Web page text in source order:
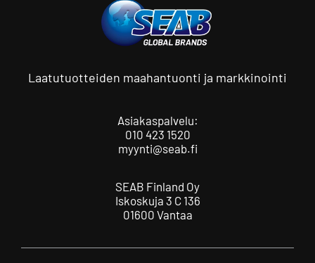
Laatutuotteiden maahantuonti ja markkinointi
Asiakaspalvelu:
010 423 1520
myynti@seab.fi
SEAB Finland Oy
Iskoskuja 3 C 136
01600 Vantaa